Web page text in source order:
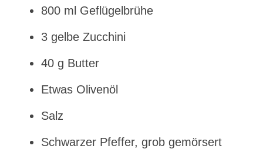
800 ml Geflügelbrühe
3 gelbe Zucchini
40 g Butter
Etwas Olivenöl
Salz
Schwarzer Pfeffer, grob gemörsert